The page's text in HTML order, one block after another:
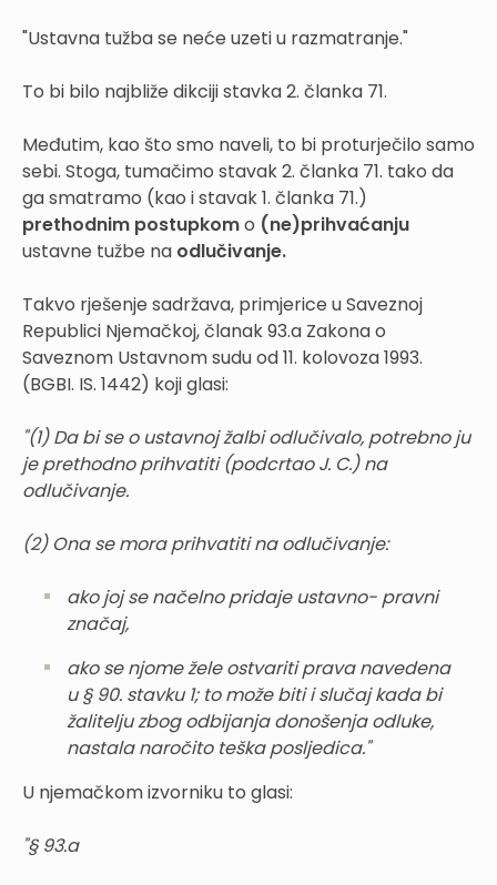
"Ustavna tužba se neće uzeti u razmatranje."
To bi bilo najbliže dikciji stavka 2. članka 71.
Međutim, kao što smo naveli, to bi proturječilo samo
sebi. Stoga, tumačimo stavak 2. članka 71. tako da
ga smatramo (kao i stavak 1. članka 71.)
prethodnim postupkomo (ne)prihvaćanju
ustavne tužbe na odlučivanje.
Takvo rješenje sadržava, primjerice u Saveznoj
Republici Njemačkoj, članak 93.a Zakona o
Saveznom Ustavnom sudu od 11. kolovoza 1993.
(BGBI. IS. 1442) koji glasi:
"(1) Da bi se o ustavnoj žalbiodlučivalo, potrebno ju
je prethodnoprihvatiti(podcrtao J. C.) na
odlučivanje.
(2) Ona se mora prihvatiti na odlučivanje:
ako joj se načelno pridaje ustavno- pravni
značaj,
ako se njome žele ostvariti prava navedena
u § 90. stavku 1; to može biti i slučaj kada bi
žalitelju zbog odbijanja donošenja odluke,
nastala naročito teška posljedica."
U njemačkom izvorniku to glasi:
"§ 93.a